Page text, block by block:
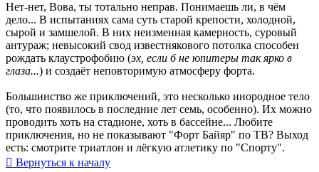
Нет-нет, Вова, ты тотально неправ. Понимаешь ли, в чём
дело... В испытаниях сама суть старой крепости, холодной,
сырой и замшелой. В них неизменная камерность, суровый
антураж; невысокий свод известнякового потолка способен
рождать клаустрофобию (эх, если б не юпитеры так ярко в
глаза...) и создаёт неповторимую атмосферу форта.
Большинство же приключений, это несколько инородное тело
(то, что появилось в последние лет семь, особенно). Их можно
проводить хоть на стадионе, хоть в бассейне... Любите
приключения, но не показывают "Форт Байяр" по ТВ? Выход
есть: смотрите триатлон и лёгкую атлетику по "Спорту".
Вернуться к началу